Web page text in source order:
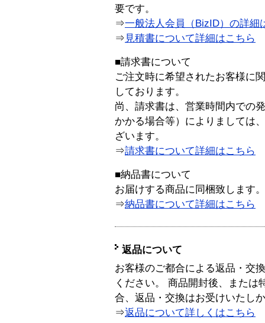
要です。
⇒一般法人会員（BizID）の詳細
⇒ 見積書について詳細はこちら
■請求書について
ご注文時に希望されたお客様に
しております。
尚、請求書は、営業時間内での
かかる場合等）によりましては
ざいます。
⇒請求書について詳細はこちら
■納品書について
お届けする商品に同梱致します。
⇒納品書について詳細はこちら
返品について
お客様のご都合による返品・交
ください。 商品開封後、または
合、返品・交換はお受けいたし
⇒返品について詳しくはこちら